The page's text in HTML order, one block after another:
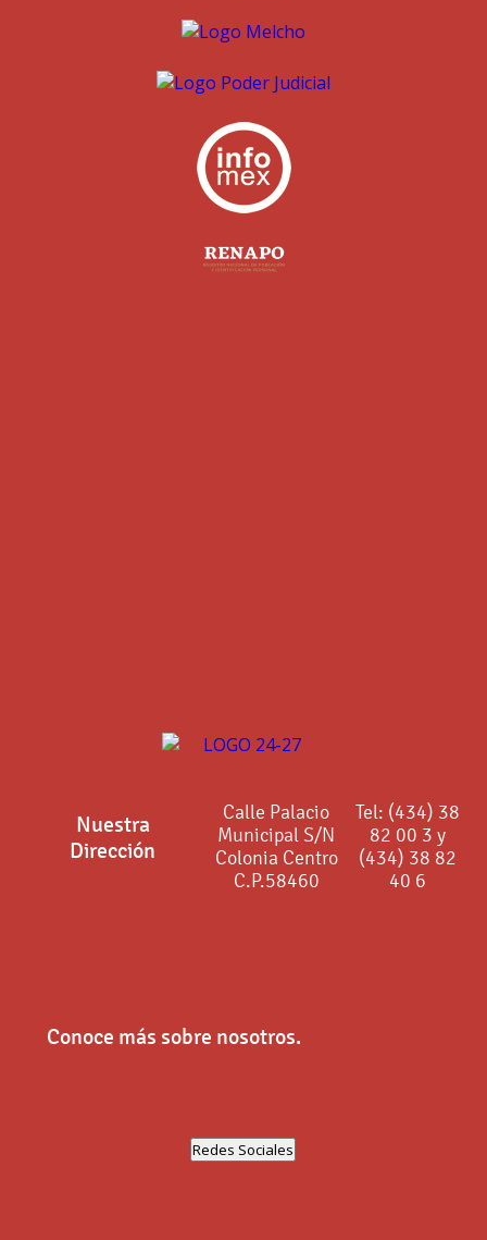
Nuestra
Dirección
Calle Palacio
Municipal S/N
Colonia Centro
C.P.58460
Tel: (434) 38
82 00 3 y
(434) 38 82
40 6
Conoce más sobre nosotros.
Redes Sociales